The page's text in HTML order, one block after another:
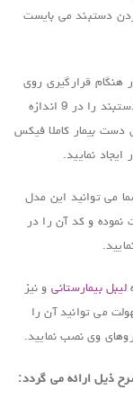
دستبند می بایست
هنگام قرارگیری روی
دست بیمار، شما می توانید سایز دستبند را در 9 اندازه
دست بیمار کاملا فیکس
نمایید.
می توانید این مدل
نموده و کد آن را در
لیبل بیمارستانی و نیز
می توانید آن را
وی نصب نمایید.
ذیل ارائه می گردد: